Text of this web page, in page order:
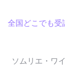
全国どこでも受
ソムリエ・ワ